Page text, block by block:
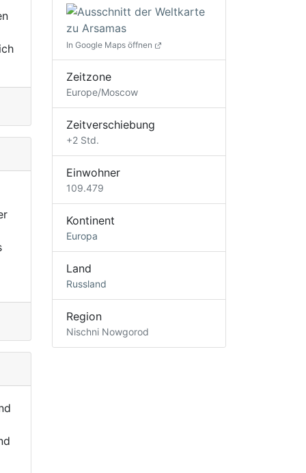
In Google Maps öffnen
Zeitzone
Europe/Moscow
Zeitverschiebung
+2 Std.
Einwohner
109.479
Kontinent
Europa
Land
Russland
Region
Nischni Nowgorod